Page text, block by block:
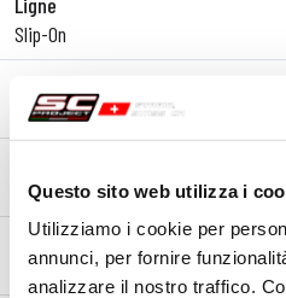
Questo sito web utilizza i
Utilizziamo i cookie per
annunci, per fornire
analizzare il nostro traffico.
Slip-On
Fibre de carbone
Titane
Matériau du raccord
Titane